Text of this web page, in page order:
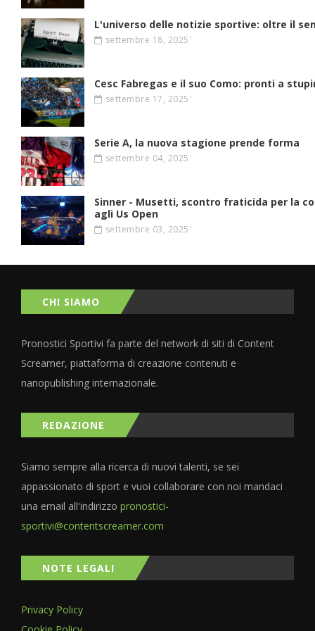
L'universo delle notizie sportive: oltre il
settembre 18, 2025'
Cesc Fabregas e il suo Como: pronti a
settembre 17, 2025'
Serie A, la nuova stagione prende forma
settembre 04, 2025'
Sinner - Musetti, scontro fraticida per la
agli Us Open
settembre 03, 2025'
CHI SIAMO
Pronostici Sportivi fa parte del network di siti di Content
Screamer, piattaforma di creazione contenuti e
nanopublishing internazionale.
REDAZIONE
Siamo sempre alla ricerca di nuovi talenti, se sei
appassionato di sport e vuoi collaborare con noi mandaci
una email all'indirizzo pronostici-
sportivi@contentscreamer.com
NOTE LEGALI
Privacy Policy